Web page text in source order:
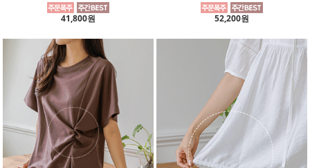
41,800원 52,200원